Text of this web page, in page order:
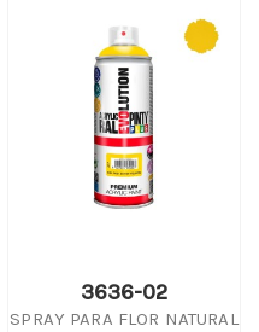
3636-02
SPRAY PARA FLOR NATURAL